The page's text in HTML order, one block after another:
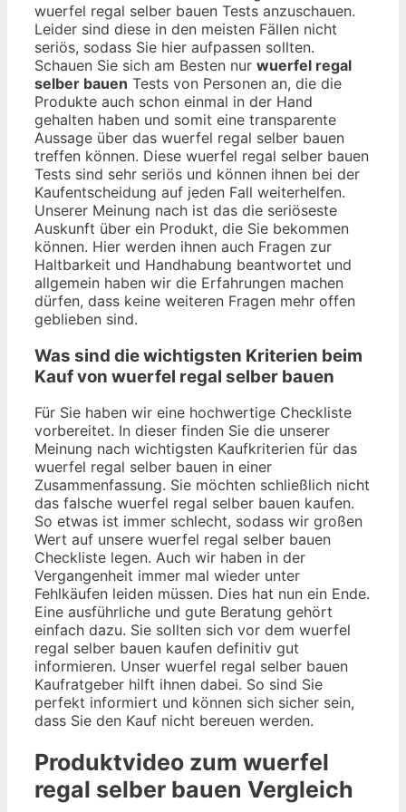
wuerfel regal selber bauen Tests anzuschauen.
Leider sind diese in den meisten Fällen nicht
seriös, sodass Sie hier aufpassen sollten.
Schauen Sie sich am Besten nur wuerfel regal
selber bauen Tests von Personen an, die die
Produkte auch schon einmal in der Hand
gehalten haben und somit eine transparente
Aussage über das wuerfel regal selber bauen
treffen können. Diese wuerfel regal selber bauen
Tests sind sehr seriös und können ihnen bei der
Kaufentscheidung auf jeden Fall weiterhelfen.
Unserer Meinung nach ist das die seriöseste
Auskunft über ein Produkt, die Sie bekommen
können. Hier werden ihnen auch Fragen zur
Haltbarkeit und Handhabung beantwortet und
allgemein haben wir die Erfahrungen machen
dürfen, dass keine weiteren Fragen mehr offen
geblieben sind.
Was sind die wichtigsten Kriterien beim
Kauf von wuerfel regal selber bauen
Für Sie haben wir eine hochwertige Checkliste
vorbereitet. In dieser finden Sie die unserer
Meinung nach wichtigsten Kaufkriterien für das
wuerfel regal selber bauen in einer
Zusammenfassung. Sie möchten schließlich nicht
das falsche wuerfel regal selber bauen kaufen.
So etwas ist immer schlecht, sodass wir großen
Wert auf unsere wuerfel regal selber bauen
Checkliste legen. Auch wir haben in der
Vergangenheit immer mal wieder unter
Fehlkäufen leiden müssen. Dies hat nun ein Ende.
Eine ausführliche und gute Beratung gehört
einfach dazu. Sie sollten sich vor dem wuerfel
regal selber bauen kaufen definitiv gut
informieren. Unser wuerfel regal selber bauen
Kaufratgeber hilft ihnen dabei. So sind Sie
perfekt informiert und können sich sicher sein,
dass Sie den Kauf nicht bereuen werden.
Produktvideo zum wuerfel
regal selber bauen Vergleich